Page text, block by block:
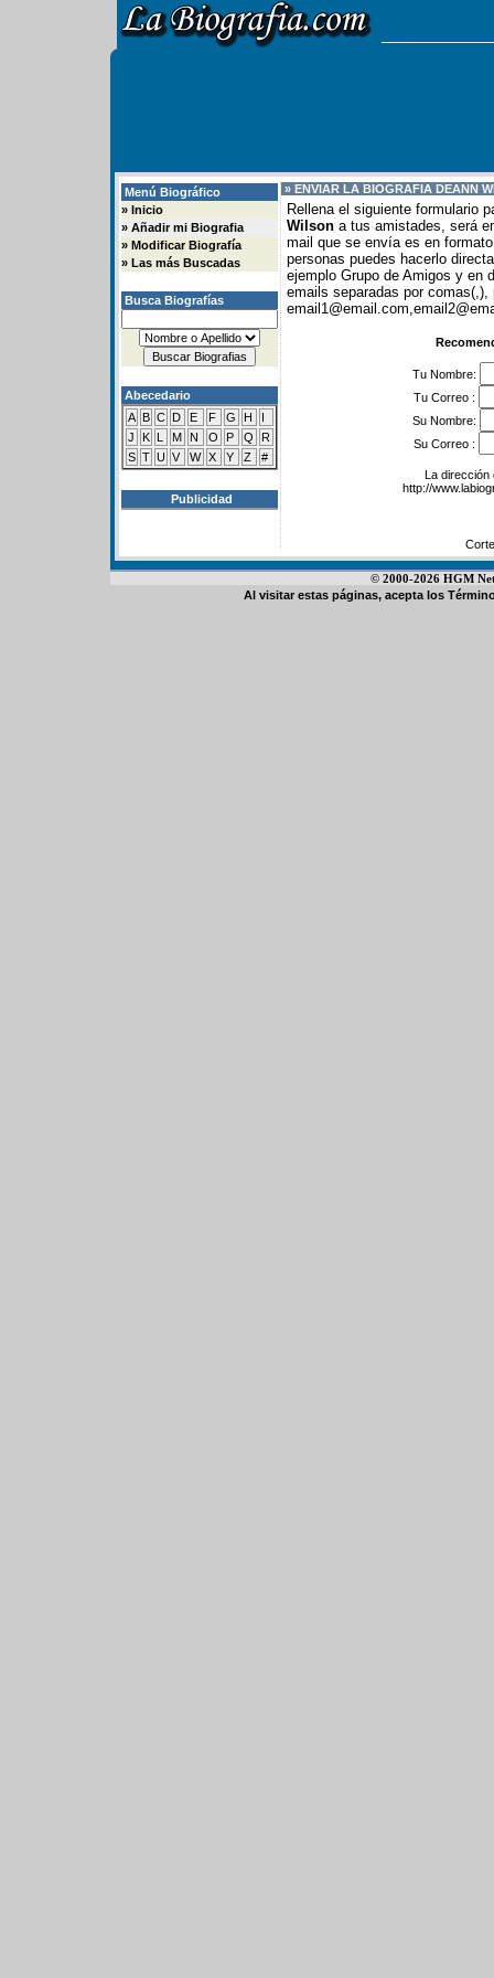
Menú Biográfico
» Inicio
» Añadir mi Biografia
» Modificar Biografía
» Las más Buscadas
Busca Biografías
Abecedario
A B C D E F G H
I
J
K L M N O P Q
R
S T U V W X Y Z #
Publicidad
» ENVIAR LA BIOGRAFIA DEANN
Rellena el siguiente formulario
Wilson a tus amistades, será
mail que se envía es en
personas puedes hacerlo
ejemplo Grupo de Amigos y en
emails separadas por comas(,),
Tu Nombre:
Tu Correo :
Su Nombre:
Su Correo :
La dirección
http://
© 2000-2026 HGM
Al visitar estas páginas, acepta los